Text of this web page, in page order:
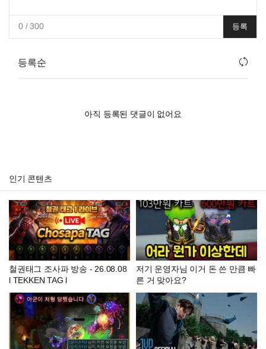
0/ 300 등록
등록순
아직 등록된 댓글이 없어요
인기 콘텐츠
철권태그 조사파 방송 - 26.08.08
l TEKKEN TAG l
저기 운영자님 이거 돈 쓴 만큼 빠
른 거 맞아요?